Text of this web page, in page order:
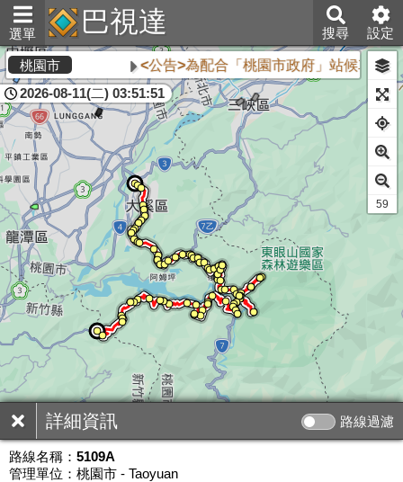
選單 巴視達 搜尋 設定
詳細資訊 路線過濾
路線名稱： 5109A
管理單位：桃園市 - Taoyuan
桃園市 <公告>為配合「桃園市政府」站候車亭
2026-08-11(二) 03:51:51
57